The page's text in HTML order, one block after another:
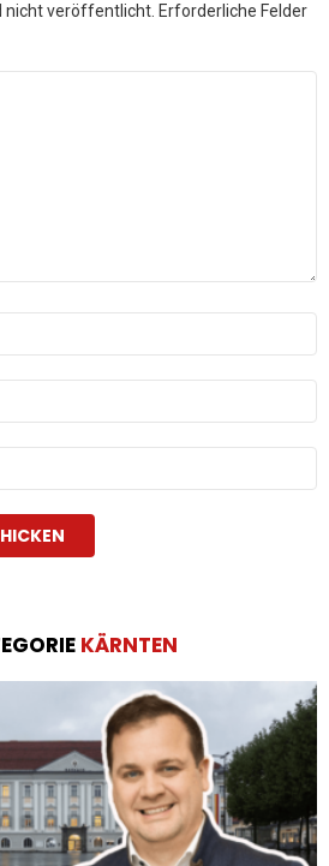
nicht veröffentlicht. Erforderliche Felder
KÄRNTEN